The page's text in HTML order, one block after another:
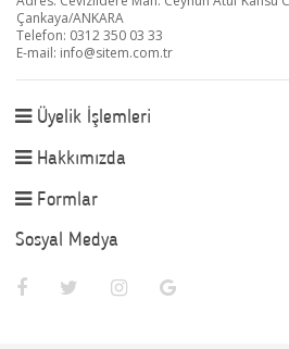
Çankaya/ANKARA
Telefon: 0312 350 03 33
E-mail: info@sitem.com.tr
Üyelik İşlemleri
Hakkımızda
Formlar
Sosyal Medya